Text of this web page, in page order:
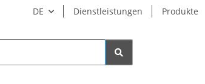
DE Dienstleistungen Produkte